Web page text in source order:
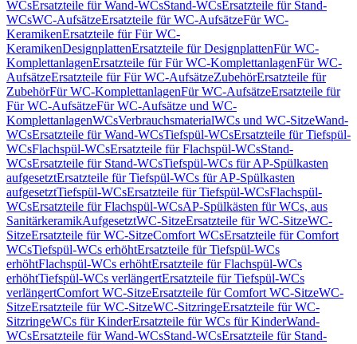
WCsErsatzteile für Wand-WCsStand-WCsErsatzteile für Stand-
WCsWC-AufsätzeErsatzteile für WC-AufsätzeFür WC-
KeramikenErsatzteile für Für WC-
KeramikenDesignplattenErsatzteile für DesignplattenFür WC-
KomplettanlagenErsatzteile für Für WC-KomplettanlagenFür WC-
AufsätzeErsatzteile für Für WC-AufsätzeZubehörErsatzteile für
ZubehörFür WC-KomplettanlagenFür WC-AufsätzeErsatzteile für
Für WC-AufsätzeFür WC-Aufsätze und WC-
KomplettanlagenWCsVerbrauchsmaterialWCs und WC-SitzeWand-
WCsErsatzteile für Wand-WCsTiefspül-WCsErsatzteile für Tiefspül-
WCsFlachspül-WCsErsatzteile für Flachspül-WCsStand-
WCsErsatzteile für Stand-WCsTiefspül-WCs für AP-Spülkasten
aufgesetztErsatzteile für Tiefspül-WCs für AP-Spülkasten
aufgesetztTiefspül-WCsErsatzteile für Tiefspül-WCsFlachspül-
WCsErsatzteile für Flachspül-WCsAP-Spülkästen für WCs, aus
SanitärkeramikAufgesetztWC-SitzeErsatzteile für WC-SitzeWC-
SitzeErsatzteile für WC-SitzeComfort WCsErsatzteile für Comfort
WCsTiefspül-WCs erhöhtErsatzteile für Tiefspül-WCs
erhöhtFlachspül-WCs erhöhtErsatzteile für Flachspül-WCs
erhöhtTiefspül-WCs verlängertErsatzteile für Tiefspül-WCs
verlängertComfort WC-SitzeErsatzteile für Comfort WC-SitzeWC-
SitzeErsatzteile für WC-SitzeWC-SitzringeErsatzteile für WC-
SitzringeWCs für KinderErsatzteile für WCs für KinderWand-
WCsErsatzteile für Wand-WCsStand-WCsErsatzteile für Stand-